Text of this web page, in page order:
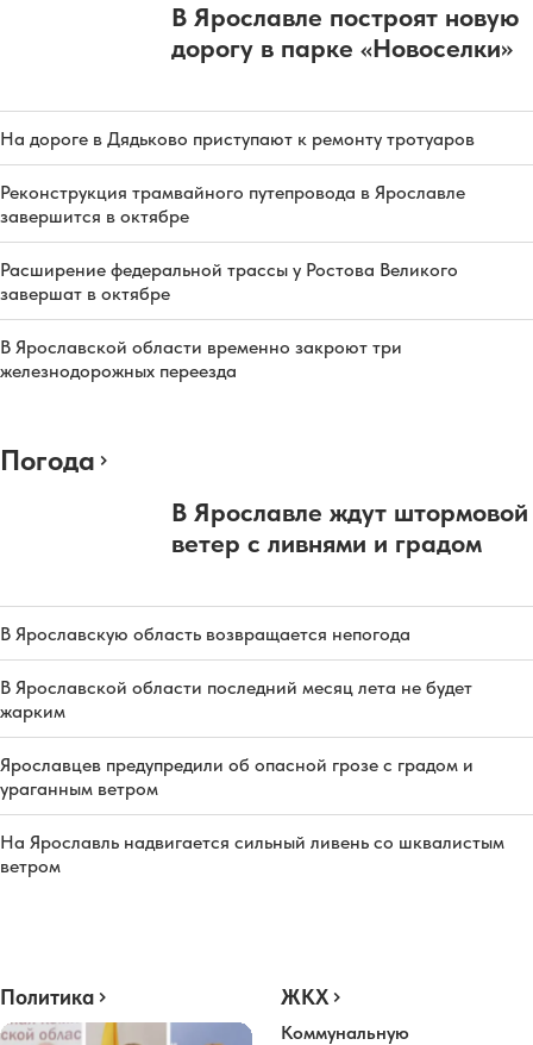
В Ярославле построят новую
дорогу в парке «Новоселки»
На дороге в Дядьково приступают к ремонту тротуаров
Реконструкция трамвайного путепровода в Ярославле
завершится в октябре
Расширение федеральной трассы у Ростова Великого
завершат в октябре
В Ярославской области временно закроют три
железнодорожных переезда
Погода
В Ярославле ждут штормовой
ветер с ливнями и градом
В Ярославскую область возвращается непогода
В Ярославской области последний месяц лета не будет
жарким
Ярославцев предупредили об опасной грозе с градом и
ураганным ветром
На Ярославль надвигается сильный ливень со шквалистым
ветром
Политика ЖКХ
Коммунальную